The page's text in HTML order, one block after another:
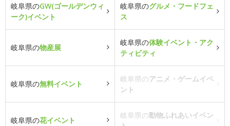
岐阜県のGW(ゴールデンウィ
ーク)イベント
岐阜県のグルメ・フードフェ
ス
岐阜県の物産展
岐阜県の体験イベント・アク
ティビティ
岐阜県の無料イベント
岐阜県のアニメ・ゲームイベ
ント
岐阜県の花イベント
岐阜県の動物ふれあいイベン